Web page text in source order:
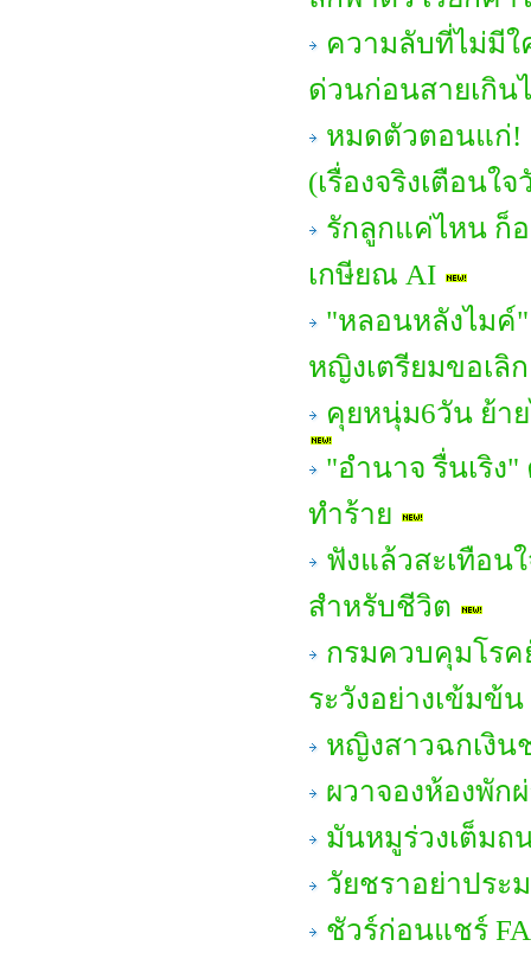
ความลับที่ไม่มีใ
ด่วนก่อนสายเกิน
หมดตัวตอนแก่!
(เรื่องจริงเตือนใ
รักลูกแค่ไหน ก็
เกษียณ AI
"หลอนหลังไมค์"
หญิงเตรียมขอเลิ
คุยหนุ่ม6วัน ย้า
"อํานาจ รื่นเริง
ทำร้าย
ฟังแล้วสะเทือน
สำหรับชีวิต
กรมควบคุมโรค
ระวังอย่างเข้มข้น
หญิงสาวฉกเงิน
ผวาจองห้องพัก
มันหมูร่วงเต็มถ
วัยชราอย่าประ
ชัวร์ก่อนแชร์